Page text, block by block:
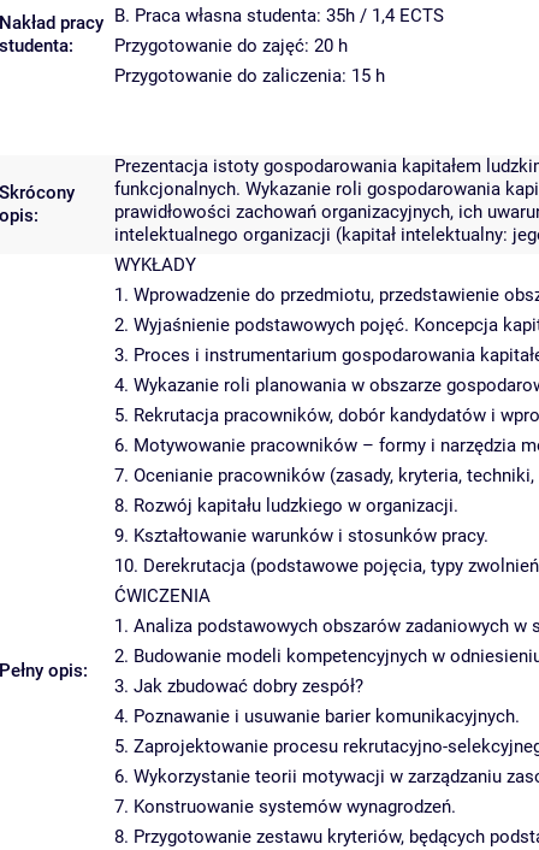
Nakład pracy
studenta:
B. Praca własna studenta: 35h / 1,4 ECTS
Przygotowanie do zajęć: 20 h
Przygotowanie do zaliczenia: 15 h
Skrócony
opis:
Prezentacja istoty gospodarowania kapitałem
funkcjonalnych. Wykazanie roli gospodarowania
prawidłowości zachowań organizacyjnych, ich
intelektualnego organizacji (kapitał intelektualny:
Pełny opis:
WYKŁADY
1. Wprowadzenie do przedmiotu, przedstawienie
2. Wyjaśnienie podstawowych pojęć. Koncepcja
3. Proces i instrumentarium gospodarowania
4. Wykazanie roli planowania w obszarze
5. Rekrutacja pracowników, dobór kandydatów i
6. Motywowanie pracowników – formy i narzędzia
7. Ocenianie pracowników (zasady, kryteria, techniki,
8. Rozwój kapitału ludzkiego w organizacji.
9. Kształtowanie warunków i stosunków pracy.
10. Derekrutacja (podstawowe pojęcia, typy
ĆWICZENIA
1. Analiza podstawowych obszarów zadaniowych w
2. Budowanie modeli kompetencyjnych w
3. Jak zbudować dobry zespół?
4. Poznawanie i usuwanie barier komunikacyjnych.
5. Zaprojektowanie procesu rekrutacyjno-
6. Wykorzystanie teorii motywacji w zarządzaniu
7. Konstruowanie systemów wynagrodzeń.
8. Przygotowanie zestawu kryteriów, będących